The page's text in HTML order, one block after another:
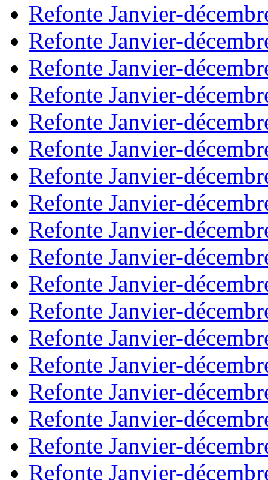
Refonte Janvier-
Refonte Janvier-
Refonte Janvier-
Refonte Janvier-
Refonte Janvier-
Refonte Janvier-
Refonte Janvier-
Refonte Janvier-
Refonte Janvier-
Refonte Janvier-
Refonte Janvier-
Refonte Janvier-
Refonte Janvier-
Refonte Janvier-
Refonte Janvier-
Refonte Janvier-
Refonte Janvier-
Refonte Janvier-